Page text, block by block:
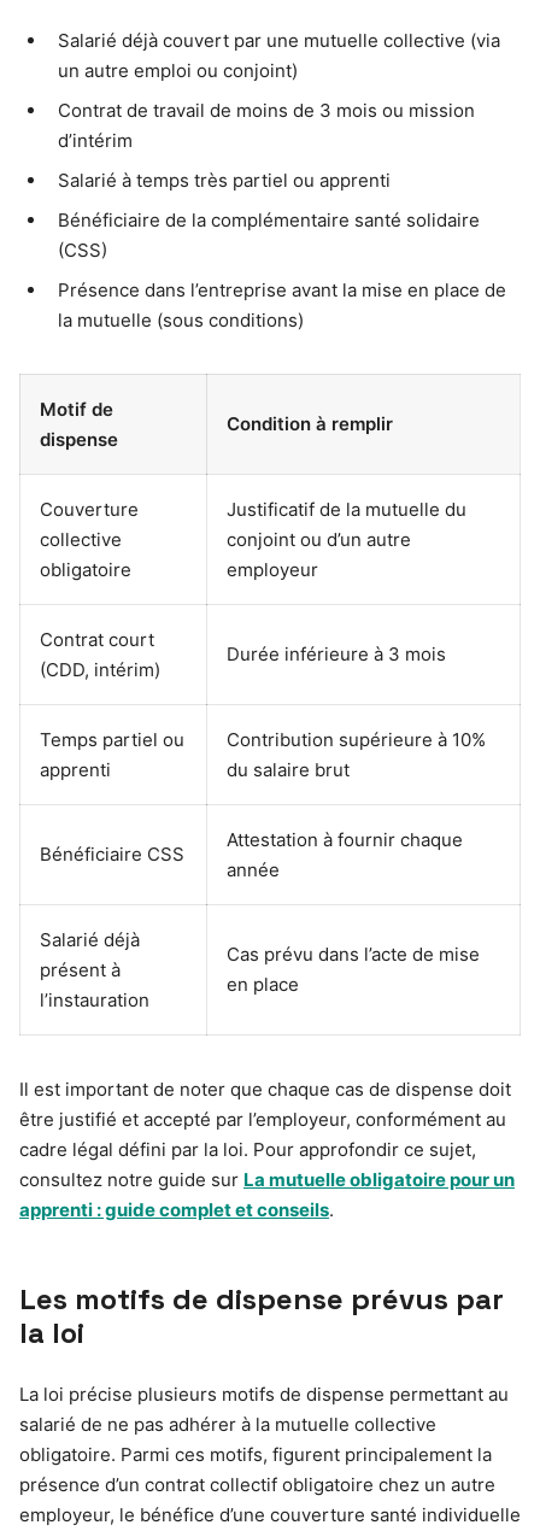
Salarié déjà couvert par une mutuelle collective (via
un autre emploi ou conjoint)
Contrat de travail de moins de 3 mois ou mission
d’intérim
Salarié à temps très partiel ou apprenti
Bénéficiaire de la complémentaire santé solidaire
(CSS)
Présence dans l’entreprise avant la mise en place de
la mutuelle (sous conditions)
Motif de
dispense
Condition à remplir
Couverture
collective
obligatoire
Justificatif de la mutuelle du
conjoint ou d’un autre
employeur
Contrat court
(CDD, intérim)
Durée inférieure à 3 mois
Temps partiel ou
apprenti
Contribution supérieure à 10%
du salaire brut
Bénéficiaire CSS
Attestation à fournir chaque
année
Salarié déjà
présent à
l’instauration
Cas prévu dans l’acte de mise
en place
Il est important de noter que chaque cas de dispense doit
être justifié et accepté par l’employeur, conformément au
cadre légal défini par la loi. Pour approfondir ce sujet,
consultez notre guide sur La mutuelle obligatoire pour un
apprenti : guide complet et conseils.
Les motifs de dispense prévus par
la loi
La loi précise plusieurs motifs de dispense permettant au
salarié de ne pas adhérer à la mutuelle collective
obligatoire. Parmi ces motifs, figurent principalement la
présence d’un contrat collectif obligatoire chez un autre
employeur, le bénéfice d’une couverture santé individuelle